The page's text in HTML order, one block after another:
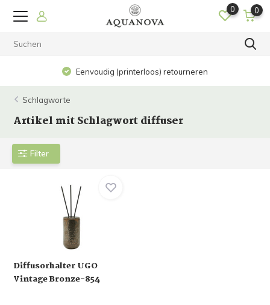
0 0
Eenvoudig (printerloos) retourneren
Schlagworte
Artikel mit Schlagwort diffuser
Filter
Diffusorhalter UGO
Vintage Bronze-854